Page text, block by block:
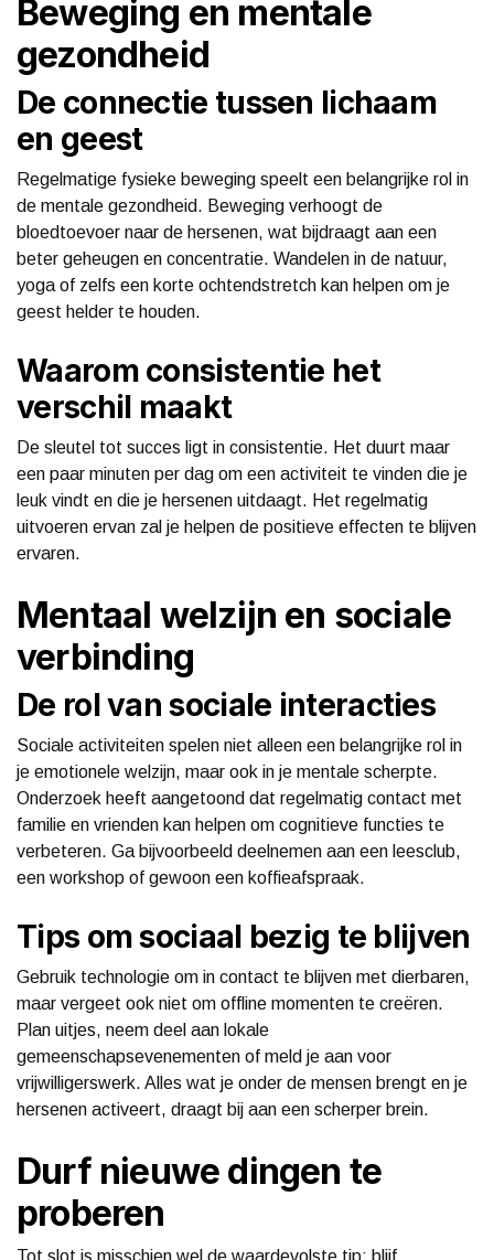
Beweging en mentale
gezondheid
De connectie tussen lichaam
en geest
Regelmatige fysieke beweging speelt een belangrijke rol in
de mentale gezondheid. Beweging verhoogt de
bloedtoevoer naar de hersenen, wat bijdraagt aan een
beter geheugen en concentratie. Wandelen in de natuur,
yoga of zelfs een korte ochtendstretch kan helpen om je
geest helder te houden.
Waarom consistentie het
verschil maakt
De sleutel tot succes ligt in consistentie. Het duurt maar
een paar minuten per dag om een activiteit te vinden die je
leuk vindt en die je hersenen uitdaagt. Het regelmatig
uitvoeren ervan zal je helpen de positieve effecten te blijven
ervaren.
Mentaal welzijn en sociale
verbinding
De rol van sociale interacties
Sociale activiteiten spelen niet alleen een belangrijke rol in
je emotionele welzijn, maar ook in je mentale scherpte.
Onderzoek heeft aangetoond dat regelmatig contact met
familie en vrienden kan helpen om cognitieve functies te
verbeteren. Ga bijvoorbeeld deelnemen aan een leesclub,
een workshop of gewoon een koffieafspraak.
Tips om sociaal bezig te blijven
Gebruik technologie om in contact te blijven met dierbaren,
maar vergeet ook niet om offline momenten te creëren.
Plan uitjes, neem deel aan lokale
gemeenschapsevenementen of meld je aan voor
vrijwilligerswerk. Alles wat je onder de mensen brengt en je
hersenen activeert, draagt bij aan een scherper brein.
Durf nieuwe dingen te
proberen
Tot slot is misschien wel de waardevolste tip: blijf